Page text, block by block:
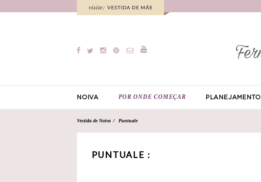
NOIVA POR ONDE COMEÇAR PLANEJAMENTO
Vestida de Noiva Puntuale
PUNTUALE :